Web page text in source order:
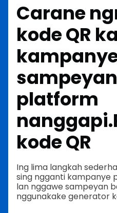
Carane
kode QR
platform
nanggapi.
kode QR
Ing lima langkah
sing ngganti kampanye
lan nggawe sampeyan
nggunakake generator